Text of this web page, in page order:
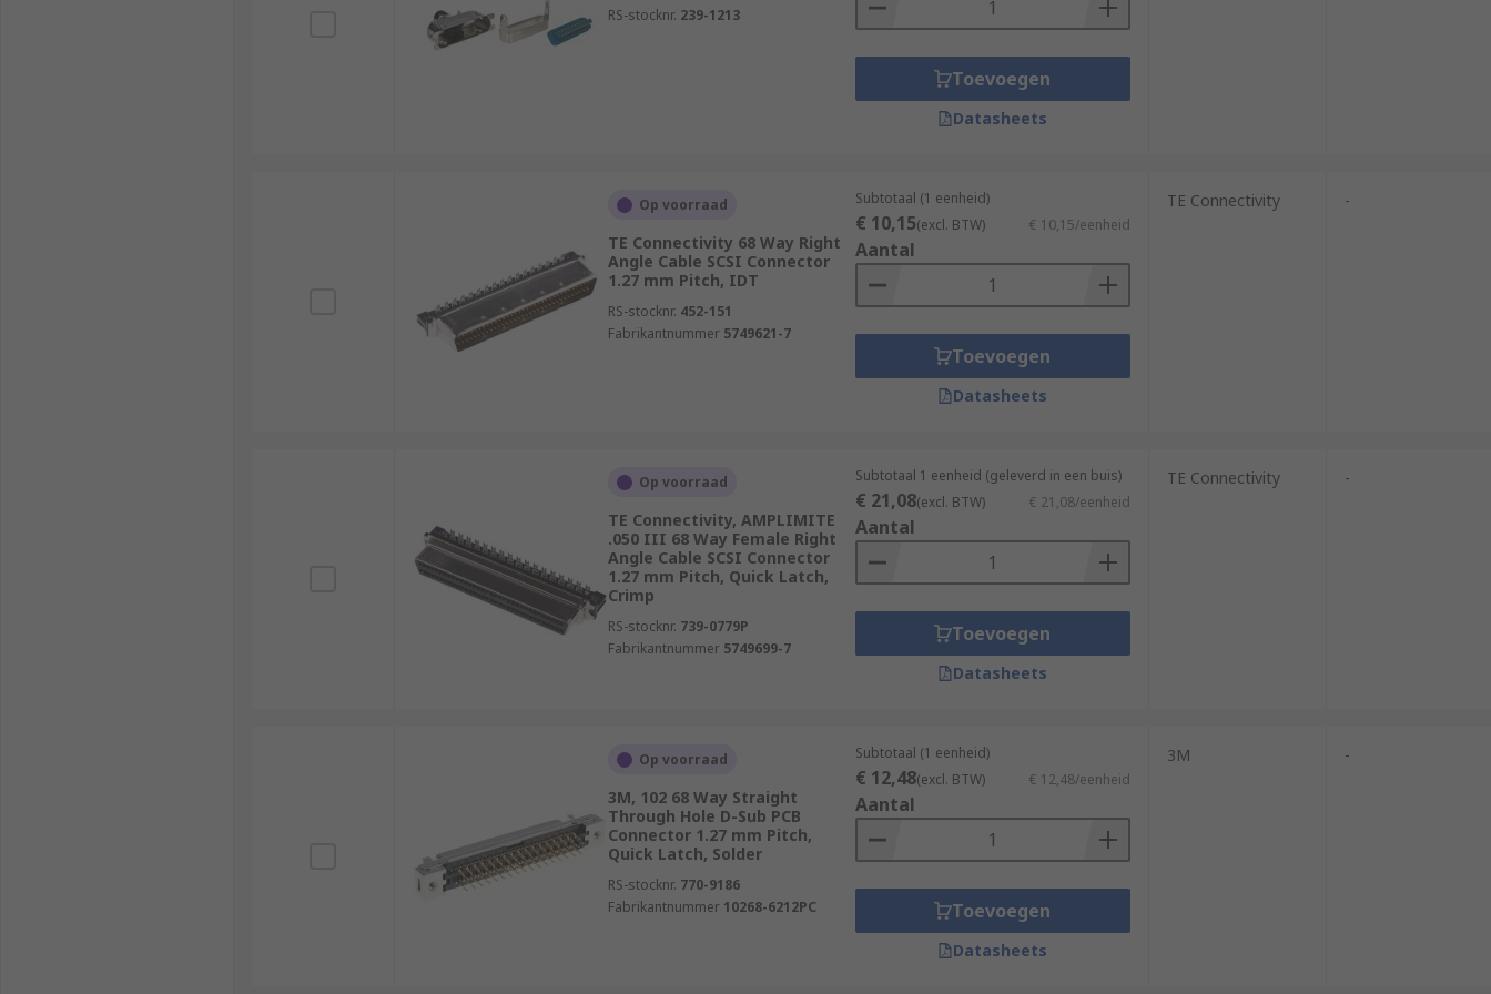
RS-stocknr. 239-1213
Toevoegen
Datasheets
Op voorraad
TE Connectivity 68 Way Right
Angle Cable SCSI Connector
1.27 mm Pitch, IDT
RS-stocknr. 452-151
Fabrikantnummer 5749621-7
Subtotaal (1 eenheid)
€ 10,15(excl. BTW) € 10,15/eenheid
Aantal
Toevoegen
Datasheets
TE Connectivity -
Op voorraad
TE Connectivity, AMPLIMITE
.050 III 68 Way Female Right
Angle Cable SCSI Connector
1.27 mm Pitch, Quick Latch,
Crimp
RS-stocknr. 739-0779P
Fabrikantnummer 5749699-7
Subtotaal 1 eenheid (geleverd in een buis)
€ 21,08(excl. BTW) € 21,08/eenheid
Aantal
Toevoegen
Datasheets
TE Connectivity -
Op voorraad
3M, 102 68 Way Straight
Through Hole D-Sub PCB
Connector 1.27 mm Pitch,
Quick Latch, Solder
RS-stocknr. 770-9186
Fabrikantnummer 10268-6212PC
Subtotaal (1 eenheid)
€ 12,48(excl. BTW) € 12,48/eenheid
Aantal
Toevoegen
Datasheets
3M -